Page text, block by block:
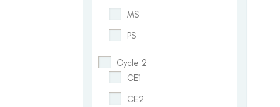
MS
PS
Cycle 2
CE1
CE2